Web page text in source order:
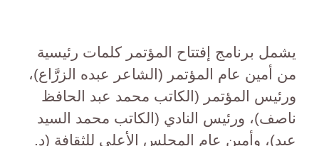
يشمل برنامج إفتتاح المؤتمر كلمات رئيسية
من أمين عام المؤتمر (الشاعر عبده الزرَّاع)،
ورئيس المؤتمر (الكاتب محمد عبد الحافظ
ناصف)، ورئيس النادي (الكاتب محمد السيد
عيد)، وأمين عام المجلس الأعلى للثقافة (د.